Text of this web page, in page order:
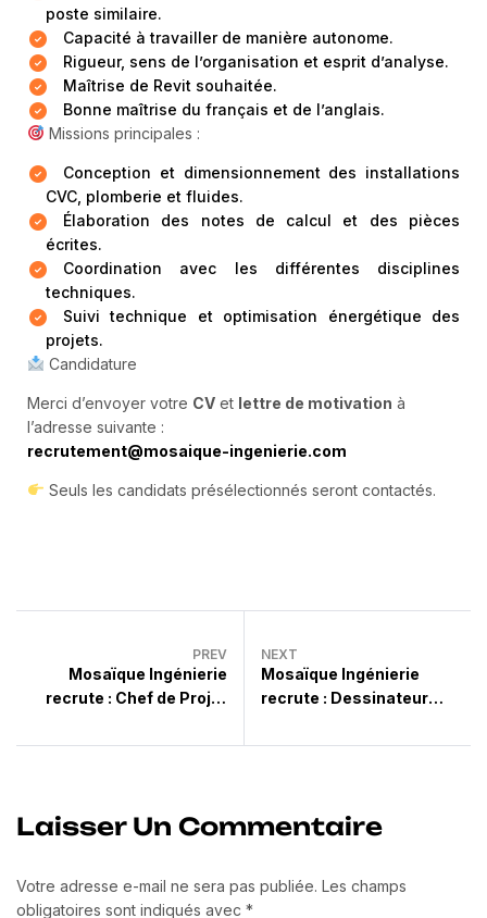
poste similaire.
Capacité à travailler de manière autonome.
Rigueur, sens de l’organisation et esprit d’analyse.
Maîtrise de Revit souhaitée.
Bonne maîtrise du français et de l’anglais.
Missions principales :
Conception et dimensionnement des installations
CVC, plomberie et fluides.
Élaboration des notes de calcul et des pièces
écrites.
Coordination avec les différentes disciplines
techniques.
Suivi technique et optimisation énergétique des
projets.
Candidature
Merci d’envoyer votre CV et lettre de motivation à
l’adresse suivante :
recrutement@mosaique-ingenierie.com
Seuls les candidats présélectionnés seront contactés.
PREV
Mosaïque Ingénierie
recrute : Chef de Projet
NEXT
Mosaïque Ingénierie
recrute : Dessinateur
Laisser Un Commentaire
Votre adresse e-mail ne sera pas publiée. Les champs
obligatoires sont indiqués avec *